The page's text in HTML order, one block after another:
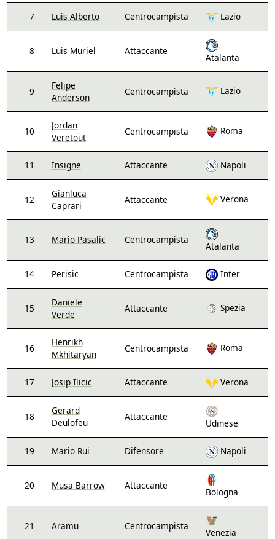
7 Luis Alberto Centrocampista Lazio
8 Luis Muriel Attaccante
Atalanta
9
Felipe
Anderson
Centrocampista Lazio
10
Jordan
Veretout
Centrocampista Roma
11 Insigne Attaccante Napoli
12
Gianluca
Caprari
Attaccante Verona
13 Mario Pasalic Centrocampista
Atalanta
14 Perisic Centrocampista Inter
15
Daniele
Verde
Attaccante Spezia
16
Henrikh
Mkhitaryan
Centrocampista Roma
17 Josip Ilicic Attaccante Verona
18
Gerard
Deulofeu
Attaccante
Udinese
19 Mario Rui Difensore Napoli
20 Musa Barrow Attaccante
Bologna
21 Aramu Centrocampista
Venezia